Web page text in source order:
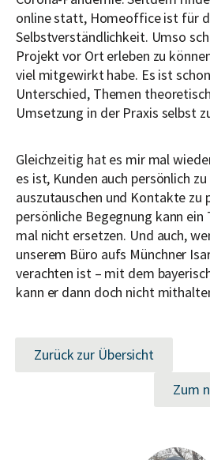
online statt, Homeoffice ist für
Selbstverständlichkeit. Umso
Projekt vor Ort erleben zu
viel mitgewirkt habe. Es ist
Unterschied, Themen
Umsetzung in der Praxis selbst
Gleichzeitig hat es mir mal
es ist, Kunden auch persönlich
auszutauschen und Kontakte zu
persönliche Begegnung kann
mal nicht ersetzen. Und auch,
unserem Büro aufs Münchner
verachten ist – mit dem
kann er dann doch nicht
Zurück zur Übersicht
Zum